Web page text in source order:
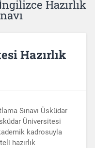
Hazırlık
Hazırlık
Sınavı Üsküdar
Üniversitesi
kadrosuyla
hazırlık